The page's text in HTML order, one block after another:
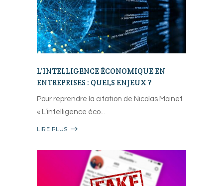
L’INTELLIGENCE ÉCONOMIQUE EN
ENTREPRISES : QUELS ENJEUX ?
Pour reprendre la citation de Nicolas Moinet
« L’intelligence éco
LIRE PLUS